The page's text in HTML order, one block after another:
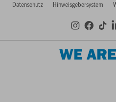
Datenschutz Hinweisgebersystem
WE